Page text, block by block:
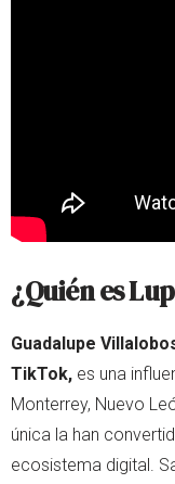
¿Quién es
Guadalupe
TikTok, es una
Monterrey, Nuevo
única la han
ecosistema digital.